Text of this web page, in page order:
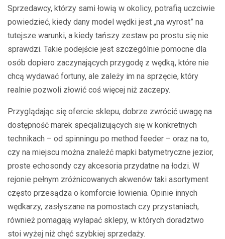
Sprzedawcy, którzy sami łowią w okolicy, potrafią uczciwie
powiedzieć, kiedy dany model wędki jest „na wyrost” na
tutejsze warunki, a kiedy tańszy zestaw po prostu się nie
sprawdzi. Takie podejście jest szczególnie pomocne dla
osób dopiero zaczynających przygodę z wędką, które nie
chcą wydawać fortuny, ale zależy im na sprzęcie, który
realnie pozwoli złowić coś więcej niż zaczepy.
Przyglądając się ofercie sklepu, dobrze zwrócić uwagę na
dostępność marek specjalizujących się w konkretnych
technikach – od spinningu po method feeder – oraz na to,
czy na miejscu można znaleźć mapki batymetryczne jezior,
proste echosondy czy akcesoria przydatne na łodzi. W
rejonie pełnym zróżnicowanych akwenów taki asortyment
często przesądza o komforcie łowienia. Opinie innych
wędkarzy, zasłyszane na pomostach czy przystaniach,
również pomagają wyłapać sklepy, w których doradztwo
stoi wyżej niż chęć szybkiej sprzedaży.